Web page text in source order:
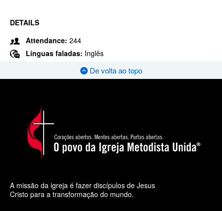
DETAILS
Attendance: 244
Línguas faladas: Inglês
De volta ao topo
A missão da igreja é fazer discípulos de Jesus
Cristo para a transformação do mundo.